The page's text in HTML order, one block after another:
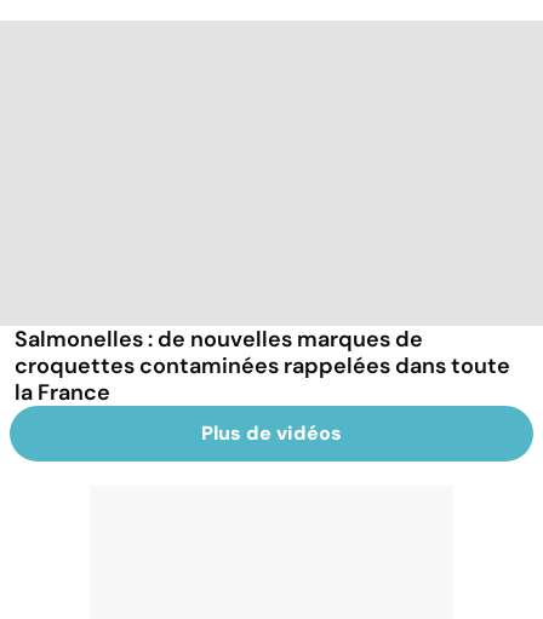
Salmonelles : de nouvelles marques de
croquettes contaminées rappelées dans toute
la France
Plus de vidéos